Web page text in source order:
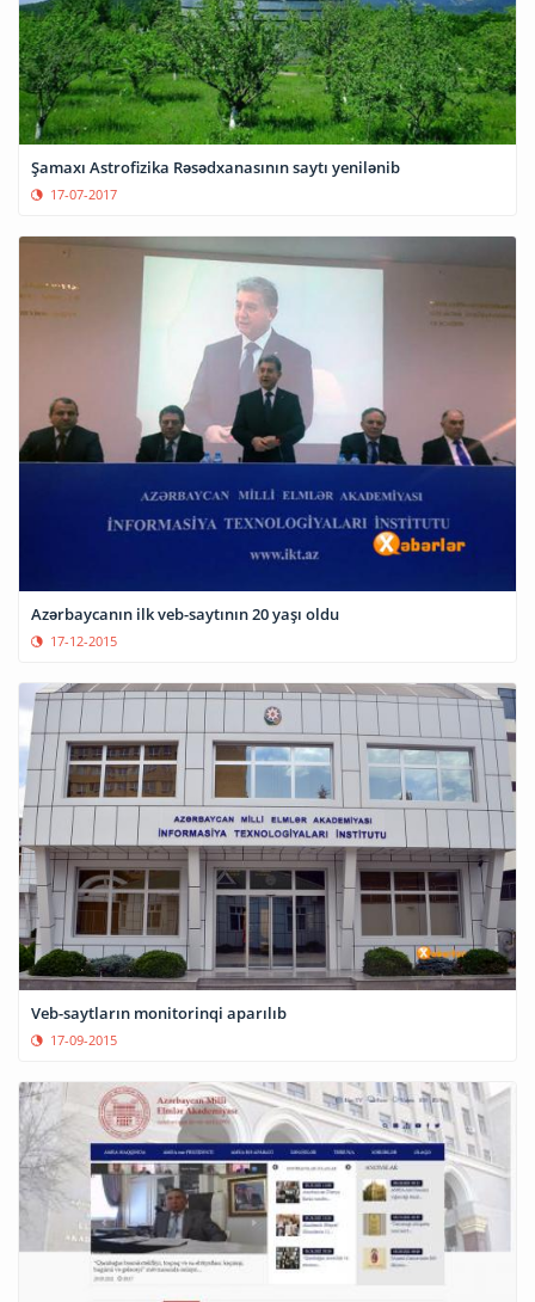
Şamaxı Astrofizika Rəsədxanasının saytı yenilənib
17-07-2017
Azərbaycanın ilk veb-saytının 20 yaşı oldu
17-12-2015
Veb-saytların monitorinqi aparılıb
17-09-2015